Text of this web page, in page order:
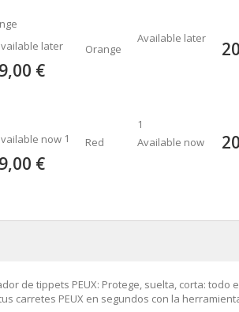
€
Orange
Available later
1
€
Red
1
Available now
de tippets PEUX: Protege, suelta, corta: todo
carretes PEUX en segundos con la